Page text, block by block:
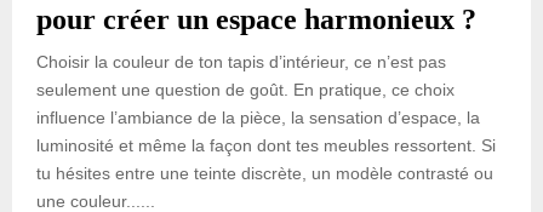
pour créer un espace harmonieux ?
Choisir la couleur de ton tapis d’intérieur, ce n’est pas
seulement une question de goût. En pratique, ce choix
influence l’ambiance de la pièce, la sensation d’espace, la
luminosité et même la façon dont tes meubles ressortent. Si
tu hésites entre une teinte discrète, un modèle contrasté ou
une couleur......